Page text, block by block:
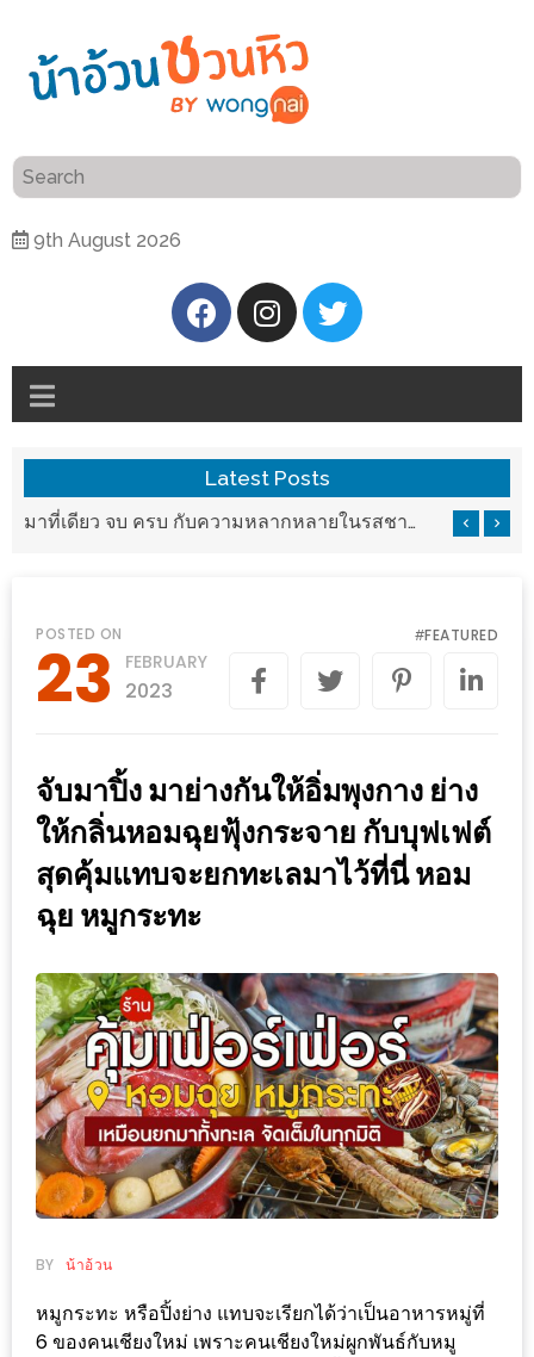
9th August 2026
แนะนำ
อ้วน
ความ
เป็น
ตัว
ศิริ
ปัน
นาฯ
เชียงใหม่
เล่น
กัน
ฐานะ
…
งาน
ที่
ครบ
ครั้ง
ช้อป
ชิ
ลล์
ชิม
ที่
FESTIVAL
Latest Posts
แวะมาชิลยามเย็น กับจุดเช็คอินชมวิวดอยสุเทพสุดฟิน เครื่องดื่มและอาหารครบครันที่ Pool House
POSTED ON
23 FEBRUARY
2023
#FEATURED
จับมาปิ้ง มาย่างกันให้อิ่มพุงกาง ย่าง
ให้กลิ่นหอมฉุยฟุ้งกระจาย กับบุฟเฟต์
สุดคุ้มแทบจะยกทะเลมาไว้ที่นี่ หอม
ฉุย หมูกระทะ
BY น้าอ้วน
หมูกระทะ หรือปิ้งย่าง แทบจะเรียกได้ว่าเป็นอาหารหมู่ที่
6 ของคนเชียงใหม่ เพราะคนเชียงใหม่ผูกพันธ์กับหมู